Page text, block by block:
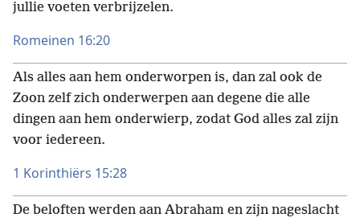
jullie voeten verbrijzelen.
Romeinen 16:20
Als alles aan hem onderworpen is, dan zal ook de
Zoon zelf zich onderwerpen aan degene die alle
dingen aan hem onderwierp, zodat God alles zal zijn
voor iedereen.
1 Korinthiërs 15:28
De beloften werden aan Abraham en zijn nageslacht